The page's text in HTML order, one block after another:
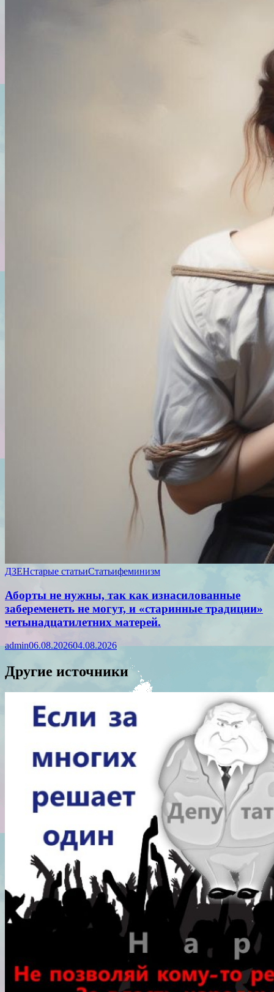
ДЗЕНстарые статьиСтатьифеминизм
Аборты не нужны, так как изнасилованные
забеременеть не могут, и «старинные традиции»
четынадцатилетних матерей.
admin06.08.202604.08.2026
Другие источники